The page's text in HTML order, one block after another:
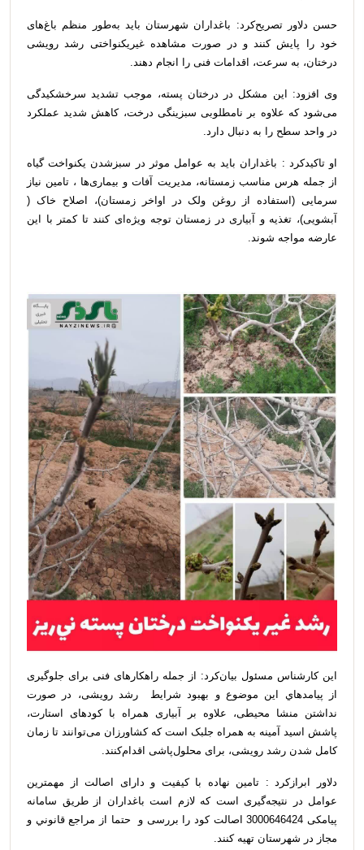
حسن دلاور تصریح‌کرد: باغداران شهرستان باید به‌طور منظم باغ‌های
خود را پایش کنند و در صورت مشاهده غیریکنواختی رشد رویشی
درختان، به سرعت، اقدامات فنی را انجام دهند.
وی افزود: این مشکل در درختان پسته، موجب تشدید سرخشکیدگی
می‌شود که علاوه بر نامطلوبی سبزینگی درخت، کاهش شدید عملکرد
در واحد سطح را به دنبال دارد.
او تاکیدکرد : باغداران باید به عوامل موثر در سبزشدن یکنواخت گیاه
از جمله هرس مناسب زمستانه، مدیریت آفات و بیماری‌ها ، تامین نیاز
سرمایی (استفاده از روغن ولک در اواخر زمستان)، اصلاح خاک (
آبشویی)، تغذیه و آبیاری در زمستان توجه ویژه‌ای کنند تا کمتر با این
عارضه مواجه شوند.
این کارشناس مسئول بیان‌کرد: از جمله راهکارهای فنی برای جلوگیری
از پيامدهاي این موضوع و بهبود شرایط رشد رویشی، در صورت
نداشتن منشا محیطی، علاوه بر آبیاری همراه با کودهای استارت،
پاشش اسید آمینه به همراه جلبک است که کشاورزان می‌توانند تا زمان
کامل شدن رشد رویشی، برای محلول‌پاشی اقدام‌کنند.
دلاور ابرازکرد : تامین نهاده با کیفیت و دارای اصالت از مهمترین
عوامل در نتيجه‌گیری است که لازم است باغداران از طریق سامانه
پیامکی 3000646424 اصالت کود را بررسی و حتما از مراجع قانوني و
مجاز در شهرستان تهیه کنند.